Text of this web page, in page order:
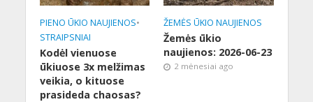
PIENO ŪKIO NAUJIENOS•
STRAIPSNIAI
Kodėl vienuose
ūkiuose 3x melžimas
veikia, o kituose
prasideda chaosas?
ŽEMĖS ŪKIO NAUJIENOS
Žemės ūkio
naujienos: 2026-06-23
2 mėnesiai ago